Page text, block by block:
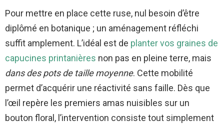
Pour mettre en place cette ruse, nul besoin d’être
diplômé en botanique ; un aménagement réfléchi
suffit amplement. L’idéal est de planter vos graines de
capucines printanières non pas en pleine terre, mais
dans des pots de taille moyenne. Cette mobilité
permet d’acquérir une réactivité sans faille. Dès que
l’œil repère les premiers amas nuisibles sur un
bouton floral, l’intervention consiste tout simplement